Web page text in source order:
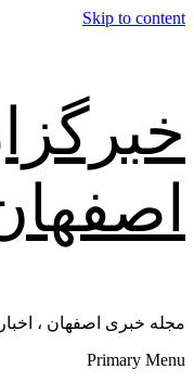
Skip to content
مجله خبری اصفهان ،
Primary Menu